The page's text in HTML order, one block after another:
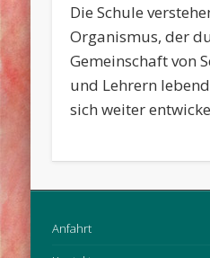
Die Schule
Organismus, der
Gemeinschaft von
und Lehrern
sich weiter
Anfahrt